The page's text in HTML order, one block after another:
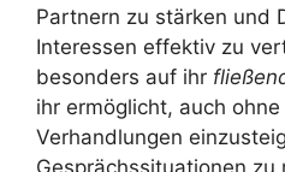
Partnern zu stärken und
Interessen effektiv zu
besonders auf ihr
ihr ermöglicht, auch
Verhandlungen
Gesprächssituationen zu